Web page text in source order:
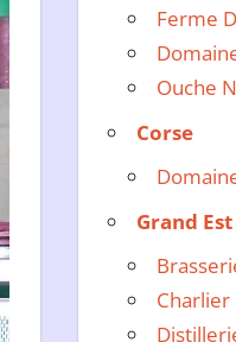
Ferme
Ouche
Corse
Grand Est
Charlier